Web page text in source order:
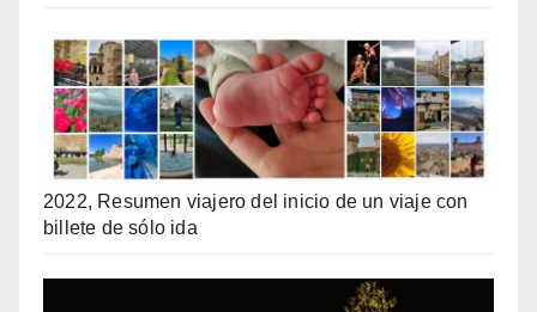
2022, Resumen viajero del inicio de un viaje con
billete de sólo ida